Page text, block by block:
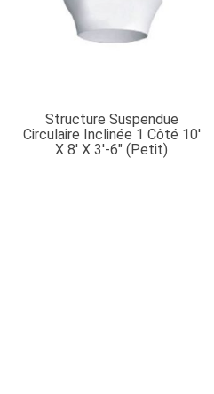
Structure Suspendue
Circulaire Inclinée 1 Côté 10′
X 8′ X 3′-6″ (petit)